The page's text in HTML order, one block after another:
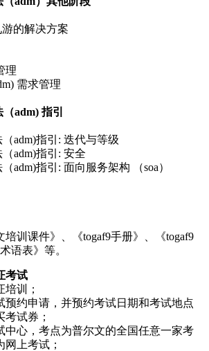
游的解决方案
理
需求管理
adm) 指引
adm)指引: 迭代与等级
adm)指引: 安全
adm)指引: 面向服务架构 （soa）
培训课件》、《togaf9手册》、《togaf9
语表》等。
考试
培训；
预约申请，并预约考试日期和考试地点
试券；
中心，考点为普尔文的全国任意一家考
上考试；